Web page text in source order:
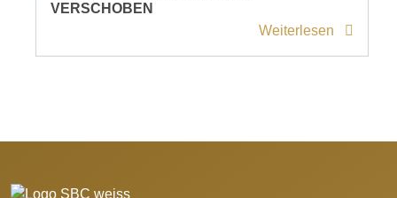
VERSCHOBEN
Weiterlesen